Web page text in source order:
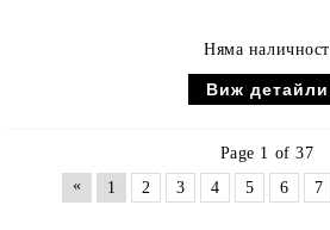
Няма наличност
Виж детайли
Page 1 of 37
«
1 2 3 4 5 6 7